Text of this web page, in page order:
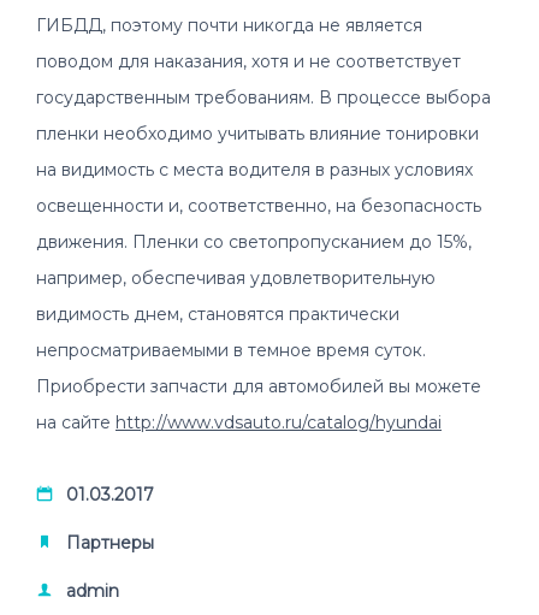
ГИБДД, поэтому почти никогда не является
поводом для наказания, хотя и не соответствует
государственным требованиям. В процессе выбора
пленки необходимо учитывать влияние тонировки
на видимость с места водителя в разных условиях
освещенности и, соответственно, на безопасность
движения. Пленки со светопропусканием до 15%,
например, обеспечивая удовлетворительную
видимость днем, становятся практически
непросматриваемыми в темное время суток.
Приобрести запчасти для автомобилей вы можете
на сайте http://www.vdsauto.ru/catalog/hyundai
01.03.2017
Партнеры
admin